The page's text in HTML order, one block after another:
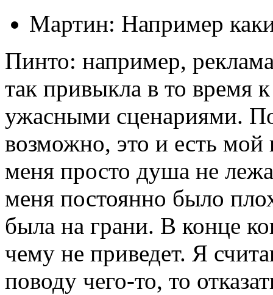
Мартин: Например
Пинто: например,
так привыкла в то время
ужасными сценариями.
возможно, это и есть
меня просто душа не
меня постоянно было
была на грани. В конце
чему не приведет. Я
поводу чего-то, то